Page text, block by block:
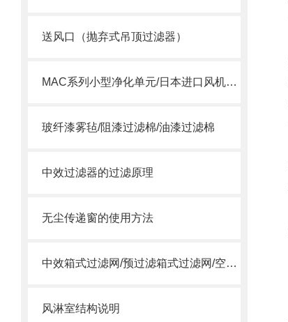
送风口（抛弃式吊顶过滤器）
MAC系列小型净化单元/日本进口风机单元/MAC风机
玻纤漆雾毡/阻漆过滤棉/油漆过滤棉
中效过滤器的过滤原理
无尘传递窗的使用方法
中效箱式过滤网/预过滤箱式过滤网/空调箱中效过滤网
风淋室结构说明